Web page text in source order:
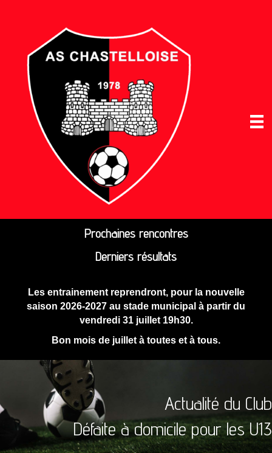
Prochaines rencontres
Derniers résultats
Les entrainement reprendront, pour la nouvelle
saison 2026-2027 au stade municipal à partir du
vendredi 31 juillet 19h30.
Bon mois de juillet à toutes et à tous.
Actualité du Club
Défaite à domicile pour les U13